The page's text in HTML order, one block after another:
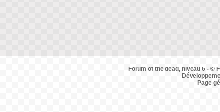
Forum of the dead, niveau 6 - ©
Page